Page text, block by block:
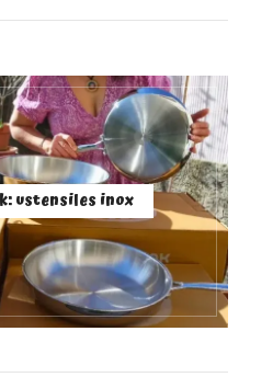
ustensiles inox